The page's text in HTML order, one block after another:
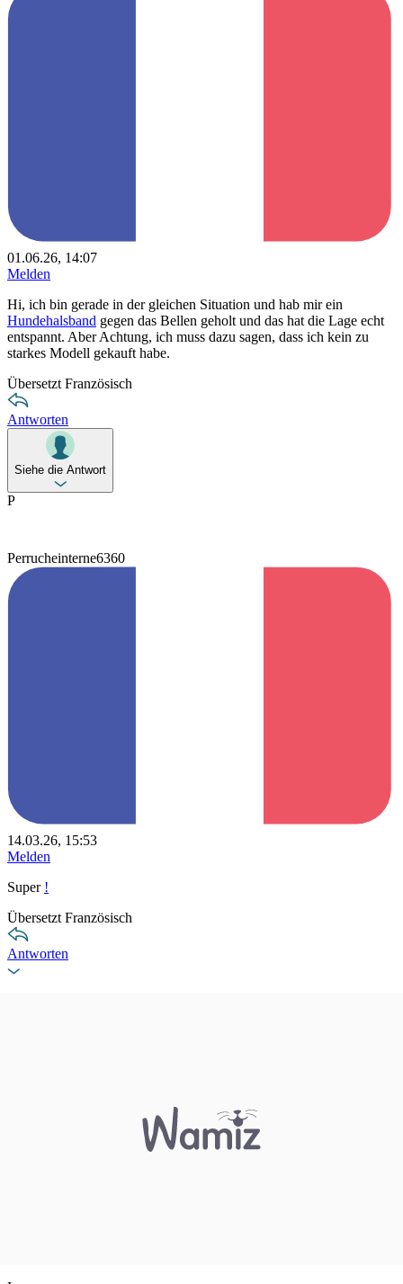
01.06.26, 14:07
Melden
Hi, ich bin gerade in der gleichen Situation und hab mir ein
Hundehalsband gegen das Bellen geholt und das hat die Lage echt
entspannt. Aber Achtung, ich muss dazu sagen, dass ich kein zu
starkes Modell gekauft habe.
Übersetzt Französisch
Antworten
Siehe die Antwort
P
Perrucheinterne6360
14.03.26, 15:53
Melden
Super !
Übersetzt Französisch
Antworten